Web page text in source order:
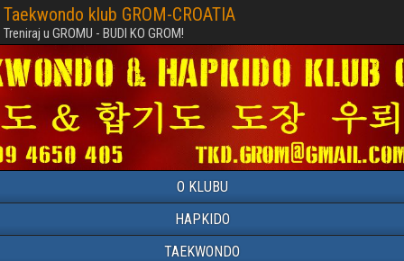
Taekwondo klub GROM-CROATIA
Treniraj u GROMU - BUDI KO GROM!
O KLUBU
HAPKIDO
TAEKWONDO